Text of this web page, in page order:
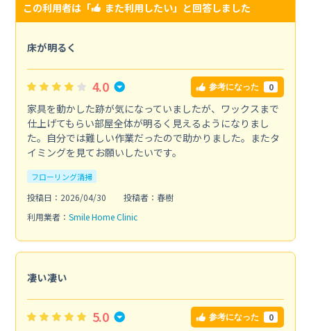
この利用者は「 また利用したい」と回答しました
床が明るく
4.0 参考になった 0
家具を動かした跡が気になっていましたが、ワックスまで
仕上げてもらい部屋全体が明るく見えるようになりまし
た。自分では難しい作業だったので助かりました。またタ
イミングを見てお願いしたいです。
フローリング清掃
投稿日：2026/04/30
投稿者：春樹
利用業者： Smile Home Clinic
凄い凄い
5.0 参考になった 0